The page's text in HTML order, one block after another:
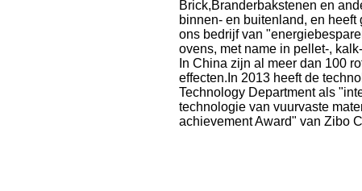
Brick,Branderbakstenen en
binnen- en buitenland, en
ons bedrijf van
ovens, met name in pellet-,
In China zijn al meer dan 100
effecten.In 2013 heeft de
Technology Department als
technologie van vuurvaste
achievement Award" van Zibo